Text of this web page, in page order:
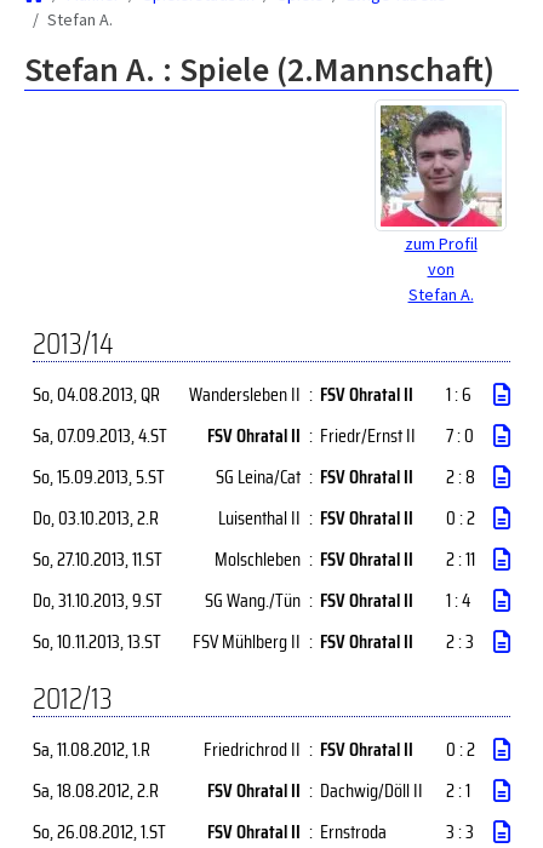
Stefan A.
Stefan A. : Spiele (2.Mannschaft)
zum Profil
von
Stefan A.
2013/14
So, 04.08.2013, QR Wandersleben II : FSV Ohratal II
1 : 6
Sa, 07.09.2013, 4.ST FSV Ohratal II : Friedr/Ernst II
7 : 0
So, 15.09.2013, 5.ST SG Leina/Cat : FSV Ohratal II
2 : 8
Do, 03.10.2013, 2.R Luisenthal II : FSV Ohratal II
0 : 2
So, 27.10.2013, 11.ST Molschleben : FSV Ohratal II
2 : 11
Do, 31.10.2013, 9.ST SG Wang./Tün : FSV Ohratal II
1 : 4
So, 10.11.2013, 13.ST FSV Mühlberg II : FSV Ohratal II 2 : 3
2012/13
Sa, 11.08.2012, 1.R Friedrichrod II : FSV Ohratal II
0 : 2
Sa, 18.08.2012, 2.R FSV Ohratal II : Dachwig/Döll II
2 : 1
So, 26.08.2012, 1.ST FSV Ohratal II : Ernstroda
3 : 3